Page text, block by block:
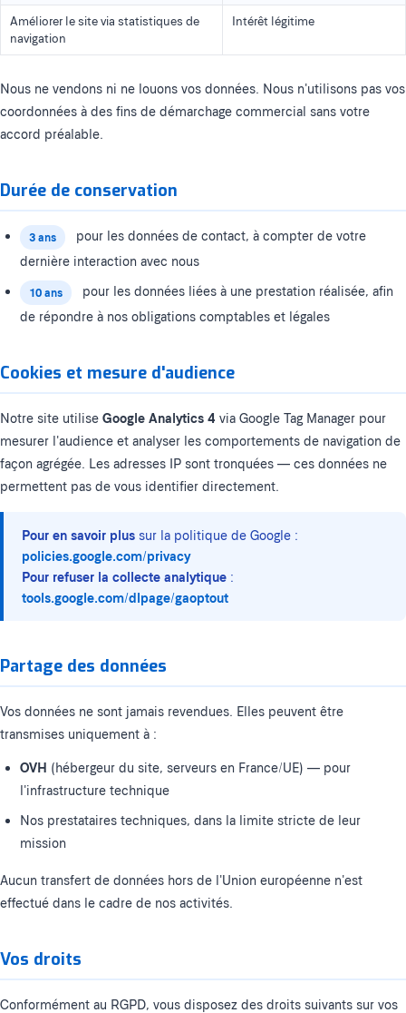
Améliorer le site via statistiques de
navigation
Intérêt légitime
Nous ne vendons ni ne louons vos données. Nous n'utilisons pas vos
coordonnées à des fins de démarchage commercial sans votre
accord préalable.
Durée de conservation
3 ans
pour les données de contact, à compter de votre
dernière interaction avec nous
10 ans
pour les données liées à une prestation réalisée, afin
de répondre à nos obligations comptables et légales
Cookies et mesure d'audience
Notre site utilise Google Analytics 4 via Google Tag Manager pour
mesurer l'audience et analyser les comportements de navigation de
façon agrégée. Les adresses IP sont tronquées — ces données ne
permettent pas de vous identifier directement.
Pour en savoir plus sur la politique de Google :
policies.google.com/privacy
Pour refuser la collecte analytique :
tools.google.com/dlpage/gaoptout
Partage des données
Vos données ne sont jamais revendues. Elles peuvent être
transmises uniquement à :
OVH (hébergeur du site, serveurs en France/UE) — pour
l'infrastructure technique
Nos prestataires techniques, dans la limite stricte de leur
mission
Aucun transfert de données hors de l'Union européenne n'est
effectué dans le cadre de nos activités.
Vos droits
Conformément au RGPD, vous disposez des droits suivants sur vos